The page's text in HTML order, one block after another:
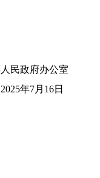
政府办公室
年7月16日